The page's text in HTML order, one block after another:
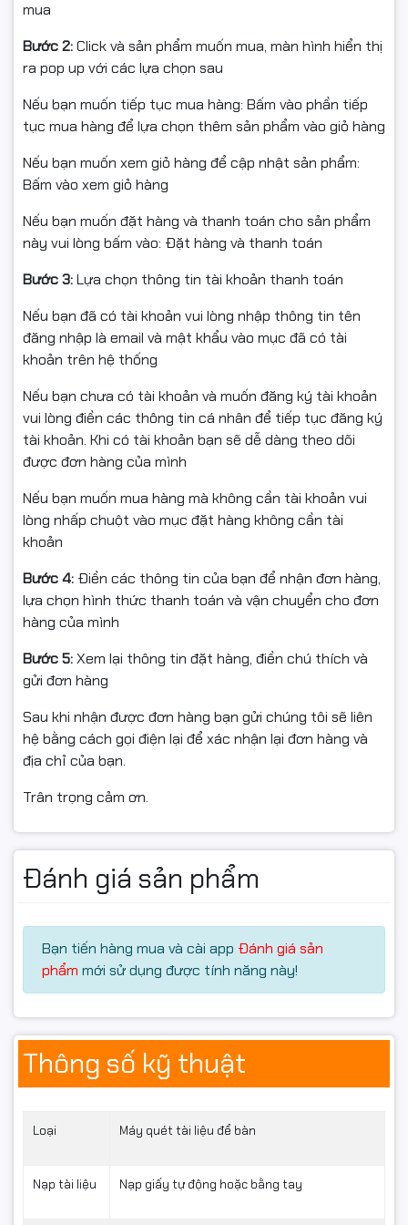
⚡Hiệu suất làm việc
ấn tượng – tốc độ
cực nhanh
Canon DR-6030C được trang bị cảm biến CMOS 3-line
Quét siêu nhanh:
✔
45 trang/phút
(1 mặt) – đen trắng và grayscale
90 ảnh/phút
✔30 trang/phút(1 mặt, màu)
✔60 ảnh/phút
Tái tạo màu sắc và chi tiết xuất sắc
Chất lượng ảnh hoàn toàn đồng đều giữa tài liệu màu
Ngoài ra, tính năng
giảm kích thước file đáng kể, rút ngắn thời gian truyền
dữ liệu và lưu trữ.
Kho tính năng
thông minh – tối ưu
hóa quy trình scan
Canon DR-6030C sở hữu bộ tính năng cao cấp đáp
ứng mọi nhu cầu xử lý tài liệu:
✔ Chống kẹt giấy –
Đảm bảo quét liên tục, hạn chế lỗi.
mua
Bước 2:Click và sản phẩm muốn mua, màn hình hiển thị
ra pop up với các lựa chọn sau
Nếu bạn muốn tiếp tục mua hàng: Bấm vào phần tiếp
tục mua hàng để lựa chọn thêm sản phẩm vào giỏ hàng
Nếu bạn muốn xem giỏ hàng để cập nhật sản phẩm:
Bấm vào xem giỏ hàng
Nếu bạn muốn đặt hàng và thanh toán cho sản phẩm
này vui lòng bấm vào: Đặt hàng và thanh toán
Bước 3:Lựa chọn thông tin tài khoản thanh toán
Nếu bạn đã có tài khoản vui lòng nhập thông tin tên
đăng nhập là email và mật khẩu vào mục đã có tài
khoản trên hệ thống
Nếu bạn chưa có tài khoản và muốn đăng ký tài khoản
vui lòng điền các thông tin cá nhân để tiếp tục đăng ký
tài khoản. Khi có tài khoản bạn sẽ dễ dàng theo dõi
được đơn hàng của mình
Nếu bạn muốn mua hàng mà không cần tài khoản vui
lòng nhấp chuột vào mục đặt hàng không cần tài
khoản
Bước 4: Điền các thông tin của bạn để nhận đơn hàng,
lựa chọn hình thức thanh toán và vận chuyển cho đơn
hàng của mình
Bước 5:Xem lại thông tin đặt hàng, điền chú thích và
gửi đơn hàng
Sau khi nhận được đơn hàng bạn gửi chúng tôi sẽ liên
hệ bằng cách gọi điện lại để xác nhận lại đơn hàng và
địa chỉ của bạn.
Trân trọng cảm ơn.
Đánh giá sản phẩm
Bạn tiến hàng mua và cài app Đánh giá sản
phẩm mới sử dụng được tính năng này!
Thông số kỹ thuật
Loại Máy quét tài liệu để bàn
Nạp tài liệu Nạp giấy tự động hoặc bằng tay